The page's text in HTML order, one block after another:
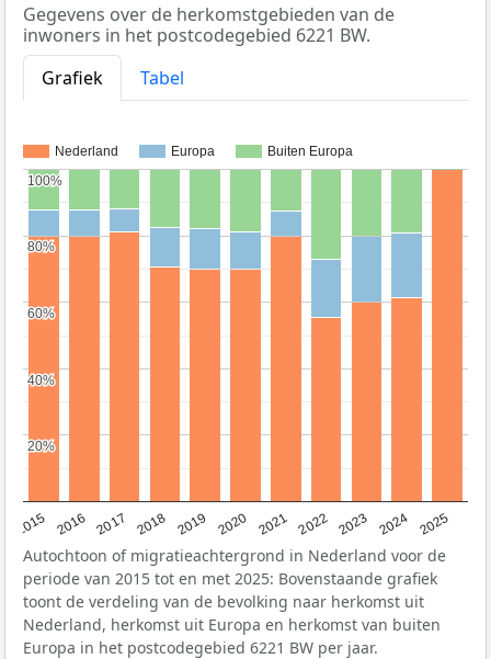
Gegevens over de herkomstgebieden van de
inwoners in het postcodegebied 6221 BW.
Grafiek
Tabel
Nederland Europa Buiten Europa
2015 2016 2017 2018 2019 2020 2021 2022 2023 2024 2025
20%
20%
40%
40%
60%
60%
80%
80%
100%
100%
Autochtoon of migratieachtergrond in Nederland voor de
periode van 2015 tot en met 2025: Bovenstaande grafiek
toont de verdeling van de bevolking naar herkomst uit
Nederland, herkomst uit Europa en herkomst van buiten
Europa in het postcodegebied 6221 BW per jaar.